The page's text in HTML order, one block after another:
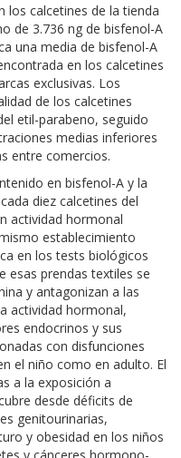
los calcetines de la tienda
de 3.736 ng de bisfenol-A
una media de bisfenol-A
en los calcetines
exclusivas. Los
de los calcetines
etil-parabeno, seguido
medias inferiores
entre comercios.
en bisfenol-A y la
diez calcetines del
actividad hormonal
establecimiento
en los tests biológicos
esas prendas textiles se
y antagonizan a las
actividad hormonal,
endocrinos y sus
con disfunciones
el niño como en adulto. El
a la exposición a
desde déficits de
genitourinarias,
y obesidad en los niños